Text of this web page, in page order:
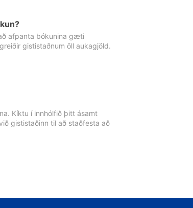
afpanta bókunina gæti
gististaðnum öll aukagjöld.
Kíktu í innhólfið þitt ásamt
gististaðinn til að staðfesta að